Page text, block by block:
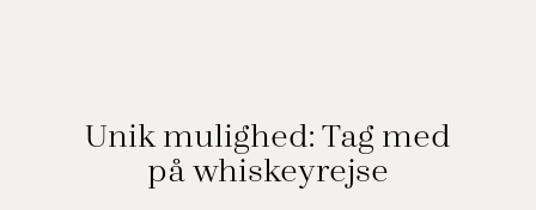
Unik mulighed: Tag med
på whiskeyrejse